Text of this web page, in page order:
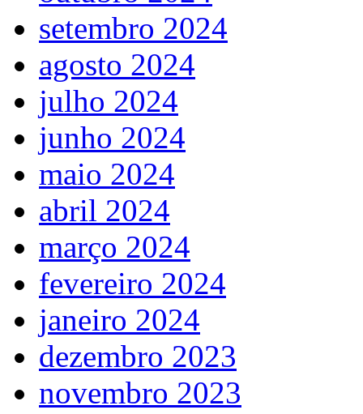
setembro 2024
agosto 2024
julho 2024
junho 2024
maio 2024
abril 2024
março 2024
fevereiro 2024
janeiro 2024
dezembro 2023
novembro 2023